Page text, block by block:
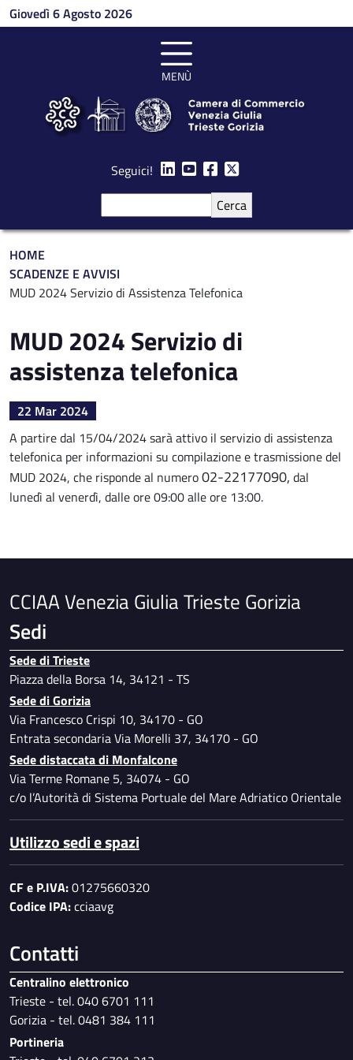
Salta al contenuto principale
Giovedì 6 Agosto 2026
MENÙ
Seguici!
Briciole di pane
HOME
SCADENZE E AVVISI
MUD 2024 Servizio di Assistenza Telefonica
MUD 2024 Servizio di
assistenza telefonica
22 Mar 2024
A partire dal 15/04/2024 sarà attivo il servizio di assistenza
telefonica per informazioni su compilazione e trasmissione del
MUD 2024, che risponde al numero02-22177090, dal
lunedì al venerdì, dalle ore 09:00 alle ore 13:00.
CCIAA Venezia Giulia Trieste Gorizia
Sedi
Sede di Trieste
Piazza della Borsa 14, 34121 - TS
Sede di Gorizia
Via Francesco Crispi 10, 34170 - GO
Entrata secondaria Via Morelli 37, 34170 - GO
Sede distaccata di Monfalcone
Via Terme Romane 5, 34074 - GO
c/o l’Autorità di Sistema Portuale del Mare Adriatico Orientale
Utilizzo sedi e spazi
CF e P.IVA:01275660320
Codice IPA:cciaavg
Contatti
Centralino elettronico
Trieste - tel. 040 6701 111
Gorizia - tel. 0481 384 111
Portineria